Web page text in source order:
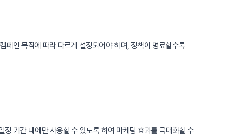
페인 목적에 따라 다르게 설정되어야 하며, 정책이 명료할수록
정 기간 내에만 사용할 수 있도록 하여 마케팅 효과를 극대화할 수